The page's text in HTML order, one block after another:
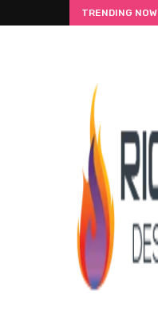
TRENDING NOW